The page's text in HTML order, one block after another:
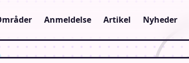
Anmeldelse Artikel Nyheder